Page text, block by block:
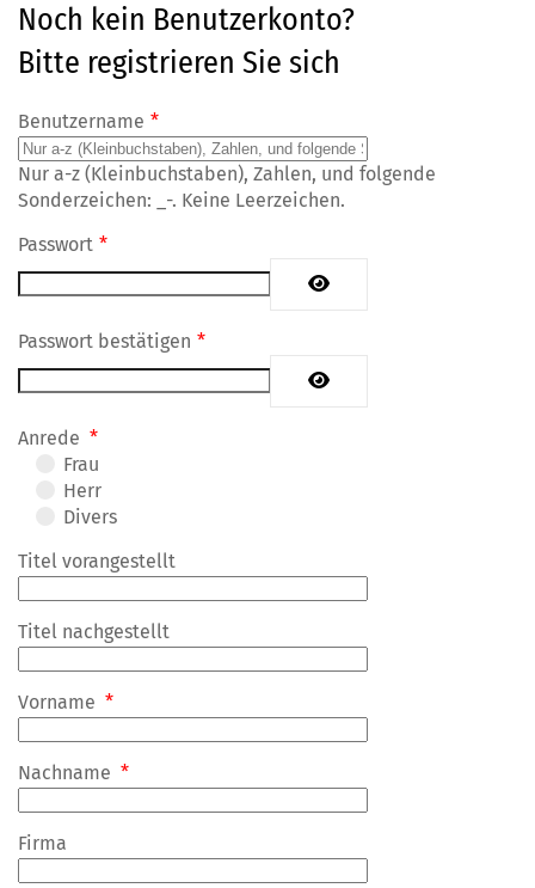
Noch kein Benutzerkonto?
Bitte registrieren Sie sich
Benutzername *
Nur a-z (Kleinbuchstaben), Zahlen, und folgende
Sonderzeichen: _-. Keine Leerzeichen.
Passwort *
Passwort bestätigen *
Anrede *
Frau
Herr
Divers
Titel vorangestellt
Titel nachgestellt
Vorname *
Nachname *
Firma